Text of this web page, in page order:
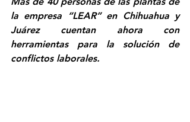
la empresa “LEAR” en Chihuahua y
Juárez cuentan ahora con
herramientas para la solución de
conflictos laborales.